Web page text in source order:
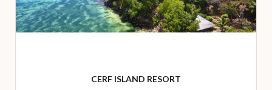
CERF ISLAND RESORT